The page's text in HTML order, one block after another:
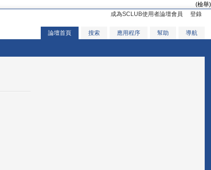
(檢舉)
成為SCLUB使用者論壇會員
登錄
論壇首頁 搜索 應用程序 幫助 導航